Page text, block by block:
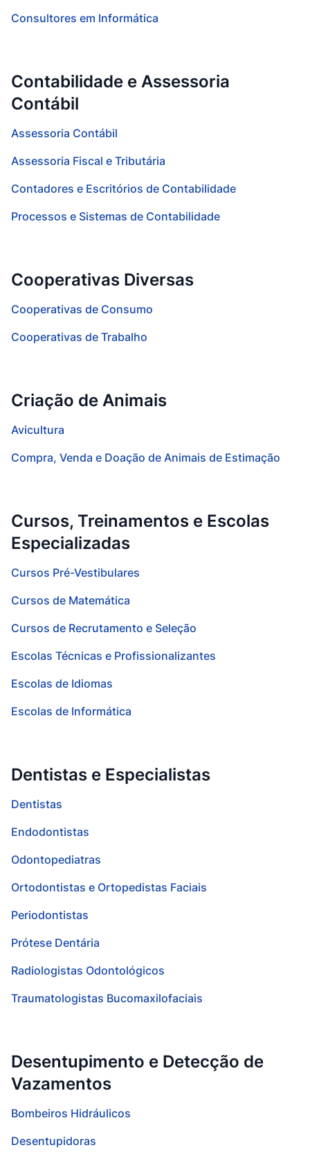
Consultores em Informática
Contabilidade e Assessoria
Contábil
Assessoria Contábil
Assessoria Fiscal e Tributária
Contadores e Escritórios de Contabilidade
Processos e Sistemas de Contabilidade
Cooperativas Diversas
Cooperativas de Consumo
Cooperativas de Trabalho
Criação de Animais
Avicultura
Compra, Venda e Doação de Animais de Estimação
Cursos, Treinamentos e Escolas
Especializadas
Cursos Pré-Vestibulares
Cursos de Matemática
Cursos de Recrutamento e Seleção
Escolas Técnicas e Profissionalizantes
Escolas de Idiomas
Escolas de Informática
Dentistas e Especialistas
Dentistas
Endodontistas
Odontopediatras
Ortodontistas e Ortopedistas Faciais
Periodontistas
Prótese Dentária
Radiologistas Odontológicos
Traumatologistas Bucomaxilofaciais
Desentupimento e Detecção de
Vazamentos
Bombeiros Hidráulicos
Desentupidoras